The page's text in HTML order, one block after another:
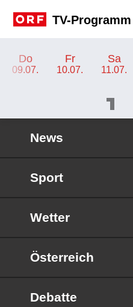
TV-Programm
Do
09.07.
Fr
10.07.
Sa
11.07.
News
Sport
Wetter
Österreich
Debatte